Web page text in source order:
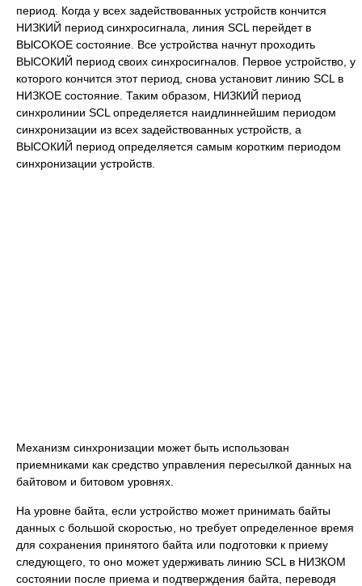
период. Когда у всех задействованных устройств кончится
НИЗКИЙ период синхросигнала, линия SCL перейдет в
ВЫСОКОЕ состояние. Все устройства начнут проходить
ВЫСОКИЙ период своих синхросигналов. Первое устройство, у
которого кончится этот период, снова установит линию SCL в
НИЗКОЕ состояние. Таким образом, НИЗКИЙ период
синхролинии SCL определяется наидлиннейшим периодом
синхронизации из всех задействованных устройств, а
ВЫСОКИЙ период определяется самым коротким периодом
синхронизации устройств.
Механизм синхронизации может быть использован
приемниками как средство управления пересылкой данных на
байтовом и битовом уровнях.
На уровне байта, если устройство может принимать байты
данных с большой скоростью, но требует определенное время
для сохранения принятого байта или подготовки к приему
следующего, то оно может удерживать линию SCL в НИЗКОМ
состоянии после приема и подтверждения байта, переводя